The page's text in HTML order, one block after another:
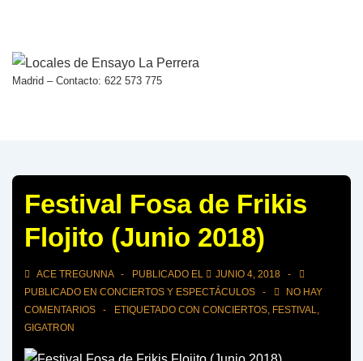
contenido
Madrid – Contacto: 622 573 775
Festival Fosa de Frikis
Flojito (Junio 2018)
ACE TREGUNNA PUBLICADO EL
JUNIO 4, 2018
PUBLICADO EN CONCIERTOS Y ESPECTÁCULOS
NO HAY
COMENTARIOS
ETIQUETADO CON CONCIERTOS FESTIVAL
GIGATRON